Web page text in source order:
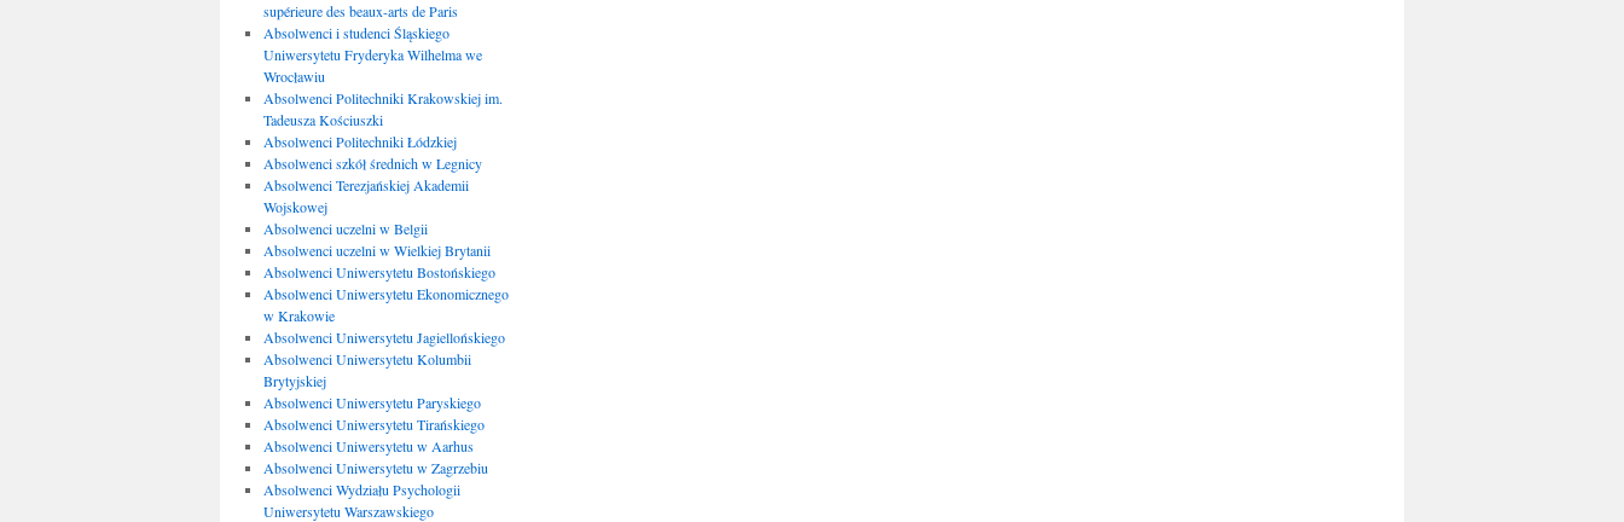
supérieure des beaux-arts de Paris
Absolwenci i studenci Śląskiego
Uniwersytetu Fryderyka Wilhelma we
Wrocławiu
Absolwenci Politechniki Krakowskiej im.
Tadeusza Kościuszki
Absolwenci Politechniki Łódzkiej
Absolwenci szkół średnich w Legnicy
Absolwenci Terezjańskiej Akademii
Wojskowej
Absolwenci uczelni w Belgii
Absolwenci uczelni w Wielkiej Brytanii
Absolwenci Uniwersytetu Bostońskiego
Absolwenci Uniwersytetu Ekonomicznego
w Krakowie
Absolwenci Uniwersytetu Jagiellońskiego
Absolwenci Uniwersytetu Kolumbii
Brytyjskiej
Absolwenci Uniwersytetu Paryskiego
Absolwenci Uniwersytetu Tirańskiego
Absolwenci Uniwersytetu w Aarhus
Absolwenci Uniwersytetu w Zagrzebiu
Absolwenci Wydziału Psychologii
Uniwersytetu Warszawskiego